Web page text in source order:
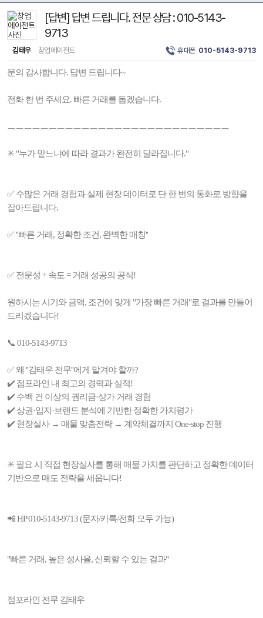
[답변] 답변 드립니다. 전문 상담 : 010-5143-
9713
김태우 창업에이전트 휴대폰 010-5143-9713
문의 감사합니다. 답변 드립니다~
전화 한 번 주세요. 빠른 거래를 돕겠습니다.
ㅡㅡㅡㅡㅡㅡㅡㅡㅡㅡㅡㅡㅡㅡㅡㅡㅡㅡㅡㅡㅡㅡㅡㅡㅡㅡㅡ
✳️ "누가 맡느냐에 따라 결과가 완전히 달라집니다."
✅ 수많은 거래 경험과 실제 현장 데이터로 단 한 번의 통화로 방향을
잡아드립니다.
✅ ''빠른 거래, 정확한 조건, 완벽한 매칭''
✅ 전문성 + 속도 = 거래 성공의 공식!
원하시는 시기와 금액, 조건에 맞게 "가장 빠른 거래"로 결과를 만들어
드리겠습니다!
📞 010-5143-9713
✅ 왜 ''김태우 전무''에게 맡겨야 할까?
✔️ 점포라인 내 최고의 경력과 실적!
✔️ 수백 건 이상의 권리금·상가 거래 경험
✔️ 상권·입지·브랜드 분석에 기반한 정확한 가치평가
✔️ 현장실사 → 매물 맞춤전략 → 계약체결까지 One-stop 진행
✳️ 필요 시 직접 현장실사를 통해 매물 가치를 판단하고 정확한 데이터
기반으로 매도 전략을 세웁니다!
📲 HP 010-5143-9713 (문자/카톡/전화 모두 가능)
"빠른 거래, 높은 성사율, 신뢰할 수 있는 결과"
점포라인 전무 김태우